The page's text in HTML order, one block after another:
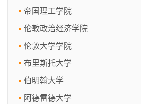
帝国理工学院
伦敦政治经济学院
伦敦大学学院
布里斯托大学
伯明翰大学
阿德雷德大学